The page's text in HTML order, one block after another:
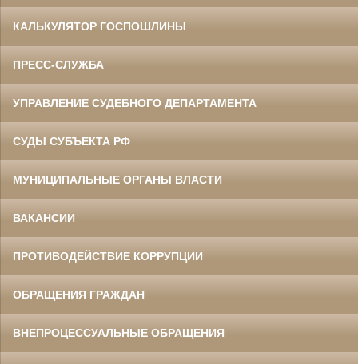
КАЛЬКУЛЯТОР ГОСПОШЛИНЫ
ПРЕСС-СЛУЖБА
УПРАВЛЕНИЕ СУДЕБНОГО ДЕПАРТАМЕНТА
СУДЫ СУБЪЕКТА РФ
МУНИЦИПАЛЬНЫЕ ОРГАНЫ ВЛАСТИ
ВАКАНСИИ
ПРОТИВОДЕЙСТВИЕ КОРРУПЦИИ
ОБРАЩЕНИЯ ГРАЖДАН
ВНЕПРОЦЕССУАЛЬНЫЕ ОБРАЩЕНИЯ